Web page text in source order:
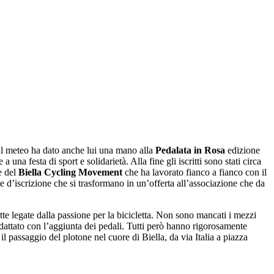
ha dato anche lui una mano alla Pedalata in Rosa edizione
una festa di sport e solidarietà. Alla fine gli iscritti sono stati circa
del Biella Cycling Movement che ha lavorato fianco a fianco con il
che si trasformano in un’offerta all’associazione che da
legate dalla passione per la bicicletta. Non sono mancati i mezzi
con l’aggiunta dei pedali. Tutti però hanno rigorosamente
passaggio del plotone nel cuore di Biella, da via Italia a piazza